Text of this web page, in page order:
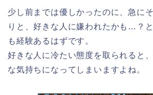
少し前までは優しかったのに、急に
りと、好きな人に嫌われたかも…？
も経験あるはずです。
好きな人に冷たい態度を取られると
な気持ちになってしまいますよね。